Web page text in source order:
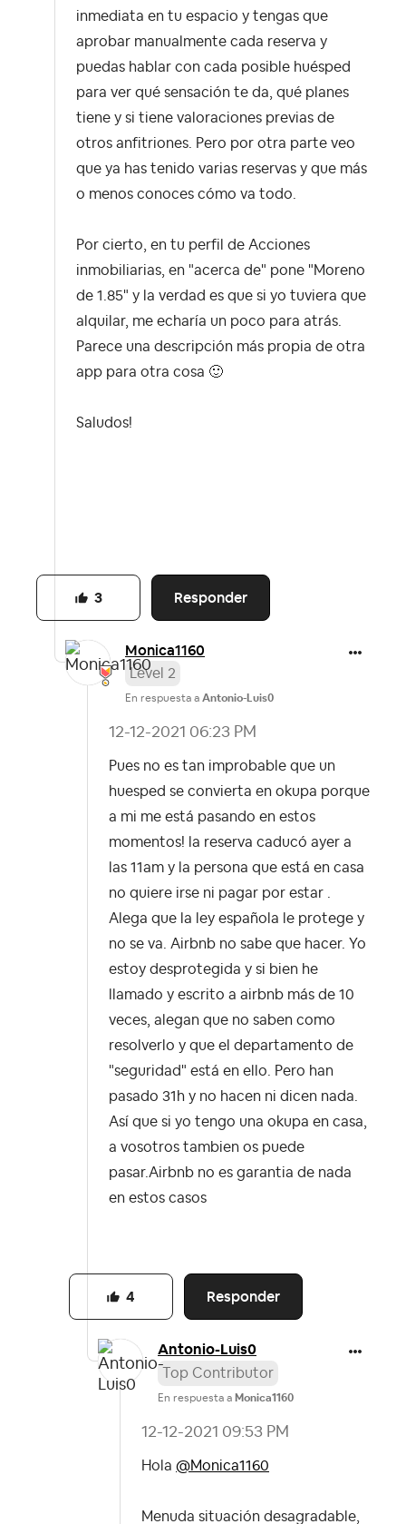
inmediata en tu espacio y tengas que
aprobar manualmente cada reserva y
puedas hablar con cada posible huésped
para ver qué sensación te da, qué planes
tiene y si tiene valoraciones previas de
otros anfitriones. Pero por otra parte veo
que ya has tenido varias reservas y que más
o menos conoces cómo va todo.
Por cierto, en tu perfil de Acciones
inmobiliarias, en "acerca de" pone "Moreno
de 1.85" y la verdad es que si yo tuviera que
alquilar, me echaría un poco para atrás.
Parece una descripción más propia de otra
app para otra cosa 🙂
Saludos!
Responder
3
Monica1160
Level 2
En respuesta a Antonio-Luis0
‎12-12-2021 06:23 PM
Pues no es tan improbable que un
huesped se convierta en okupa porque
a mi me está pasando en estos
momentos! la reserva caducó ayer a
las 11am y la persona que está en casa
no quiere irse ni pagar por estar .
Alega que la ley española le protege y
no se va. Airbnb no sabe que hacer. Yo
estoy desprotegida y si bien he
llamado y escrito a airbnb más de 10
veces, alegan que no saben como
resolverlo y que el departamento de
"seguridad" está en ello. Pero han
pasado 31h y no hacen ni dicen nada.
Así que si yo tengo una okupa en casa,
a vosotros tambien os puede
pasar.Airbnb no es garantia de nada
en estos casos
Responder
4
Antonio-Luis0
Top Contributor
En respuesta a Monica1160
‎12-12-2021 09:53 PM
Hola @Monica1160
Menuda situación desagradable,